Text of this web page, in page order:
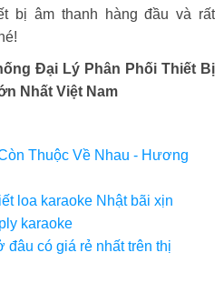
bị âm thanh hàng đầu và rất
Đại Lý Phân Phối Thiết Bị
Nhất Việt Nam
Thuộc Về Nhau - Hương
loa karaoke Nhật bãi xịn
karaoke
đâu có giá rẻ nhất trên thị